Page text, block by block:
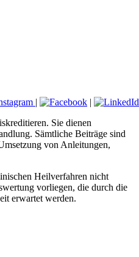
|
|
Sie dienen
Sämtliche Beiträge sind
von Anleitungen,
Heilverfahren nicht
vorliegen, die durch die
erwartet werden.